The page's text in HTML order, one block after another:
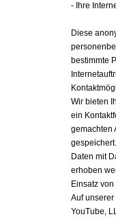
- Ihre
Diese
bestimmte
Wir bieten
ein
gemachten
Daten mit
erhoben
Einsatz
Auf
YouTube,